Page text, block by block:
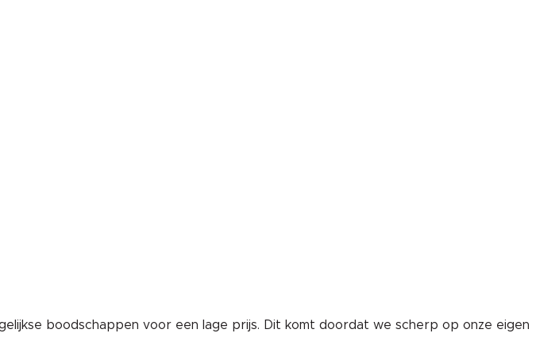
boodschappen voor een lage prijs. Dit komt doordat we scherp op onze eigen